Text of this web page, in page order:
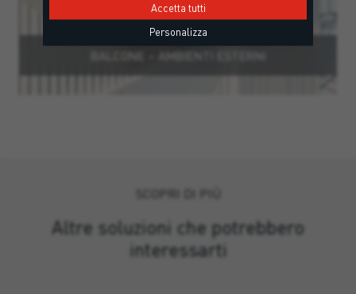
BALCONE – AMBIENTI ESTERNI
Altre soluzioni che potrebbero
interessarti
Accetta tutti
Personalizza